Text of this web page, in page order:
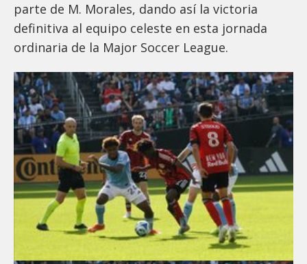
parte de M. Morales, dando así la victoria
definitiva al equipo celeste en esta jornada
ordinaria de la Major Soccer League.